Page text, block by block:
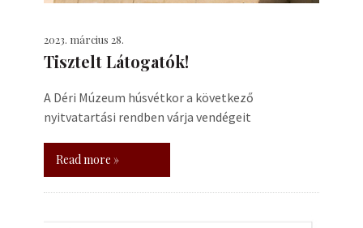
2023. március 28.
Tisztelt Látogatók!
A Déri Múzeum húsvétkor a következő
nyitvatartási rendben várja vendégeit
Read more »